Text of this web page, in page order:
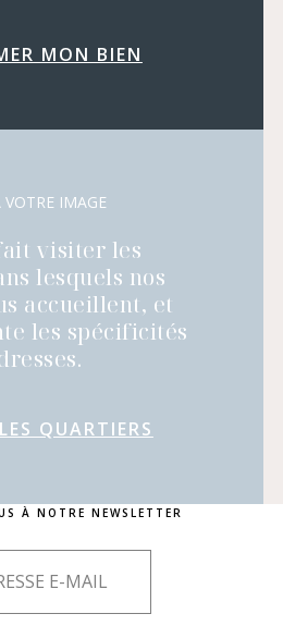
MON BIEN
IMAGE
visiter les
lesquels nos
accueillent, et
les spécificités
QUARTIERS
À NOTRE NEWSLETTER